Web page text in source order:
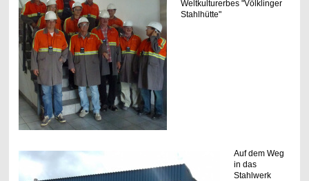
Weltkulturerbes "Völklinger
Stahlhütte"
Auf dem Weg
in das
Stahlwerk